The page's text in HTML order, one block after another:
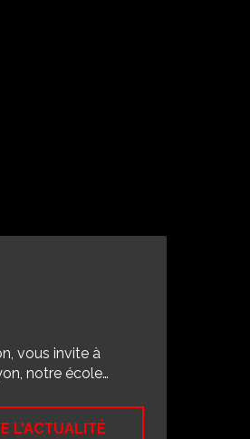
vous invite à
notre école…
L'ACTUALITÉ